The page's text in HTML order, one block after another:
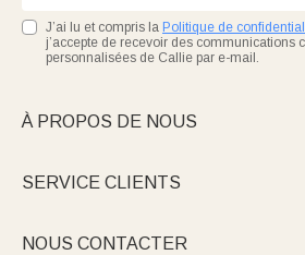
J’ai lu et compris la Politique de
j’accepte de recevoir des communications
personnalisées de Callie par e-mail.
À PROPOS DE NOUS
SERVICE CLIENTS
NOUS CONTACTER